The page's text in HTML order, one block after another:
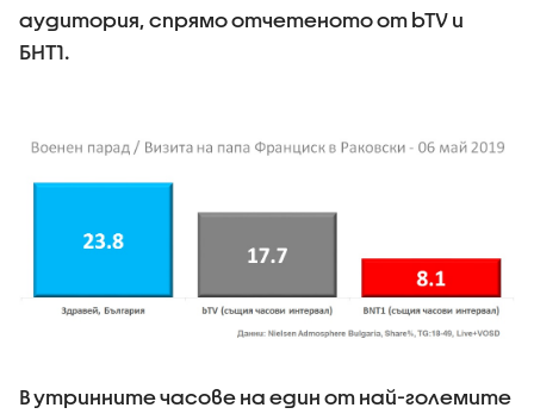
аудитория, спрямо отчетеното от bTV и
БНТ1.
В утринните часове на един от най-големите